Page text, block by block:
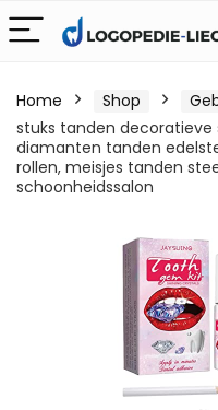
Home Shop
stuks tanden
diamanten tanden
rollen, meisjes tanden
schoonheidssalon